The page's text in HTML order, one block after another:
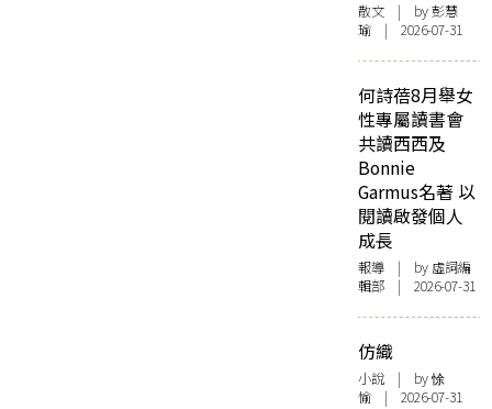
散文 | by 彭慧
瑜 | 2026-07-31
何詩蓓8月舉女
性專屬讀書會
共讀西西及
Bonnie
Garmus名著 以
閱讀啟發個人
成長
報導 | by 虛詞編
輯部 | 2026-07-31
仿織
小說 | by 悇
愉 | 2026-07-31